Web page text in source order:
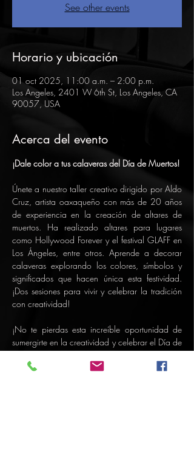
See other events
Horario y ubicación
01 oct 2025, 11:00 a.m. – 2:00 p.m.
Los Angeles, 2401 W 6th St, Los Angeles, CA
90057, USA
Acerca del evento
¡Dale color a tus calaveras del Día de Muertos!
Únete a nuestro taller creativo dirigido por Aldo
Cruz, artista oaxaqueño con más de 20 años
de experiencia en la creación de altares de
muertos. Ha realizado altares para lugares
como Hollywood Forever y el festival GLAFF en
Los Ángeles, entre otros. Aprende a decorar
calaveras explorando los colores, símbolos y
significados que hacen única esta festividad.
¡Dos sesiones para vivir y celebrar la tradición
con creatividad!
¡No te pierdas esta increíble oportunidad de
sumergirte en la creatividad y celebrar el Día de
Muertos de una manera única!